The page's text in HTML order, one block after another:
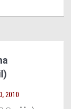
2010